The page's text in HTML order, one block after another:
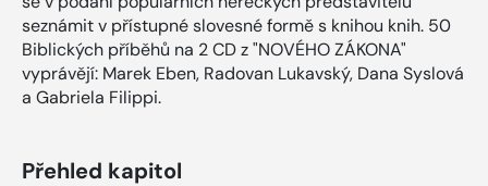
seznámit v přístupné slovesné formě s knihou knih. 50
Biblických příběhů na 2 CD z "NOVÉHO ZÁKONA"
vyprávějí: Marek Eben, Radovan Lukavský, Dana Syslová
a Gabriela Filippi.
Přehled kapitol